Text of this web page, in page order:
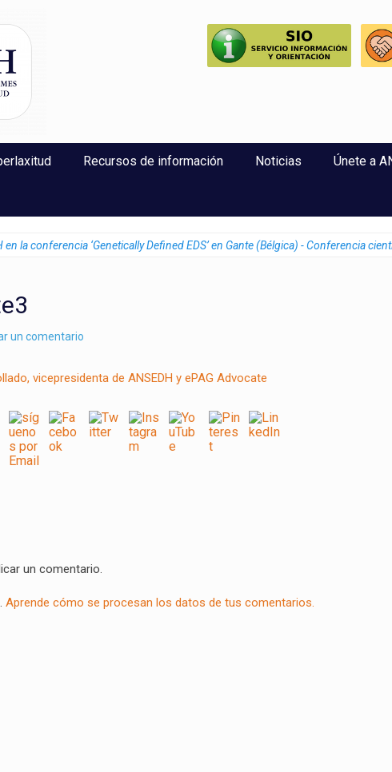
Recursos de información Noticias Únete a
en la conferencia ‘Genetically Defined EDS’ en Gante (Bélgica) - Conferencia
un comentario
un comentario.
Aprende cómo se procesan los datos de tus comentarios.